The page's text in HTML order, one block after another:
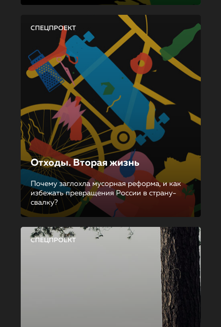
СПЕЦПРОЕКТ
Отходы. Вторая жизнь
Почему заглохла мусорная реформа, и как
избежать превращения России в страну-
свалку?
СПЕЦПРОЕКТ